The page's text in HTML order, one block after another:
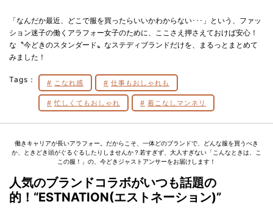
「なんだか最近、どこで服を買ったらいいかわからない･･･」という、ファッ
ション迷子の働くアラフォー女子のために、ここさえ押さえておけば安心！
な〝今どきのスタンダード〟なステディブランドだけを、まるっとまとめて
みました！
Tags： こなれ感 仕事もおしゃれも
忙しくてもおしゃれ 着こなしマンネリ
働きキャリアが長いアラフォー。だからこそ、一体どのブランドで、どんな服を買うべき
か、ときどき頭がぐるぐるしたりしませんか？若すぎず、大人すぎない「こんなときは、こ
この服！」の、今どきジャストアンサーをお届けします！
人気のブランドコラボがいつも話題の
的！“ESTNATION(エストネーション)”